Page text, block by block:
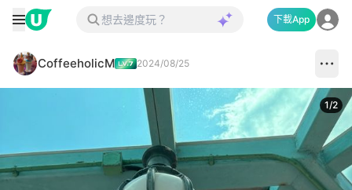
下載App
CoffeeholicM 2024/08/25
1/2